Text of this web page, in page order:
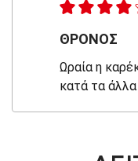
ΘΡΟΝΟΣ
Ωραία η
κατά τα άλλα